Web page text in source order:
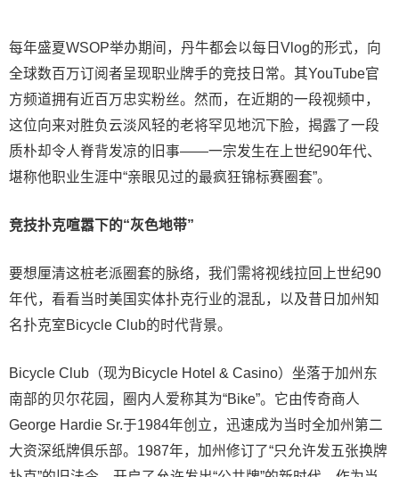
每年盛夏WSOP举办期间，丹牛都会以每日Vlog的形式，向
全球数百万订阅者呈现职业牌手的竞技日常。其YouTube官
方频道拥有近百万忠实粉丝。然而，在近期的一段视频中，
这位向来对胜负云淡风轻的老将罕见地沉下脸，揭露了一段
质朴却令人脊背发凉的旧事——一宗发生在上世纪90年代、
堪称他职业生涯中“亲眼见过的最疯狂锦标赛圈套”。
竞技扑克喧嚣下的“灰色地带”
要想厘清这桩老派圈套的脉络，我们需将视线拉回上世纪90
年代，看看当时美国实体扑克行业的混乱，以及昔日加州知
名扑克室Bicycle Club的时代背景。
Bicycle Club（现为Bicycle Hotel & Casino）坐落于加州东
南部的贝尔花园，圈内人爱称其为“Bike”。它由传奇商人
George Hardie Sr.于1984年创立，迅速成为当时全加州第二
大资深纸牌俱乐部。1987年，加州修订了“只允许发五张换牌